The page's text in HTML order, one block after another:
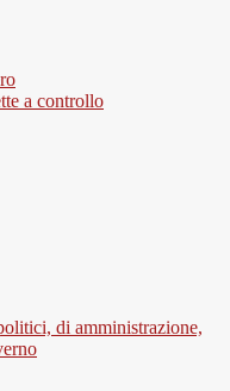
a controllo
di amministrazione,